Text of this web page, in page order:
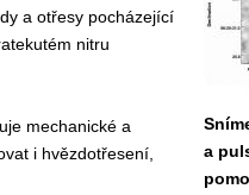
a
a otřesy pocházející
nitru
mechanické a
i hvězdotřesení,